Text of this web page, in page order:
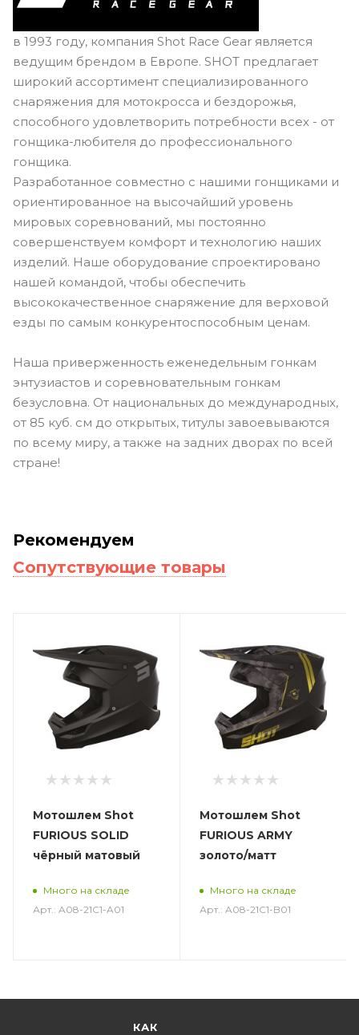
в 1993 году, компания Shot Race Gear является
ведущим брендом в Европе. SHOT предлагает
широкий ассортимент специализированного
снаряжения для мотокросса и бездорожья,
способного удовлетворить потребности всех - от
гонщика-любителя до профессионального
гонщика.
Разработанное совместно с нашими гонщиками и
ориентированное на высочайший уровень
мировых соревнований, мы постоянно
совершенствуем комфорт и технологию наших
изделий. Наше оборудование спроектировано
нашей командой, чтобы обеспечить
высококачественное снаряжение для верховой
езды по самым конкурентоспособным ценам.
Наша приверженность еженедельным гонкам
энтузиастов и соревновательным гонкам
безусловна. От национальных до международных,
от 85 куб. см до открытых, титулы завоевываются
по всему миру, а также на задних дворах по всей
стране!
Рекомендуем
Сопутствующие товары
Мотошлем Shot
FURIOUS SOLID
чёрный матовый
Много на складе
Арт.: A08-21C1-A01
Мотошлем Shot
FURIOUS ARMY
золото/матт
Много на складе
Арт.: A08-21C1-B01
КАК